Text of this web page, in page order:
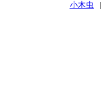
小木虫 |